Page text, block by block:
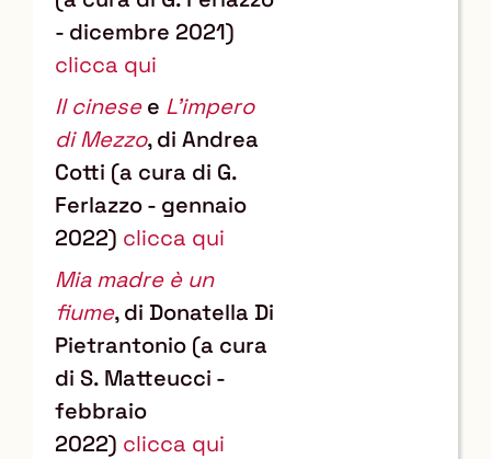
- dicembre 2021)
clicca qui
Il cinesee L'impero
di Mezzo, di Andrea
Cotti (a cura di G.
Ferlazzo - gennaio
2022) clicca qui
Mia madre è un
fiume, di Donatella Di
Pietrantonio (a cura
di S. Matteucci -
febbraio
2022) clicca qui